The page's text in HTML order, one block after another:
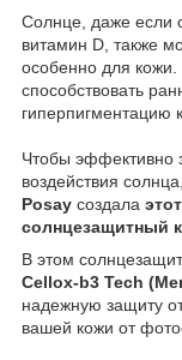
Солнце, даже если
витамин D, также
особенно для
способствовать
гиперпигментацию
Чтобы эффективно
воздействия солнца,
Posay создала
солнцезащитный
В этом
Cellox-b3 Tech
надежную защиту
вашей кожи от